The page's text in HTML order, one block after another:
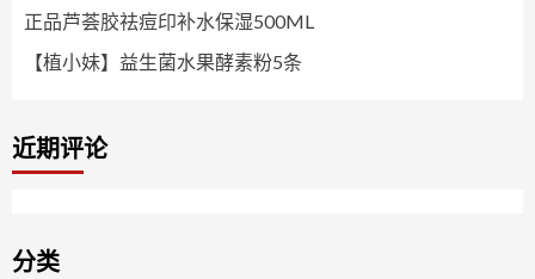
正品芦荟胶祛痘印补水保湿500ML
【植小妹】益生菌水果酵素粉5条
近期评论
分类